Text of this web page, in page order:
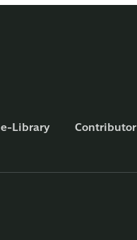
e-Library Contributor